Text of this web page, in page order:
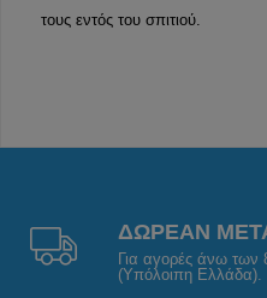
τους εντός του σπιτιού.
ΔΩΡΕΑΝ
Για αγορές άνω των
(Υπόλοιπη Ελλάδα).